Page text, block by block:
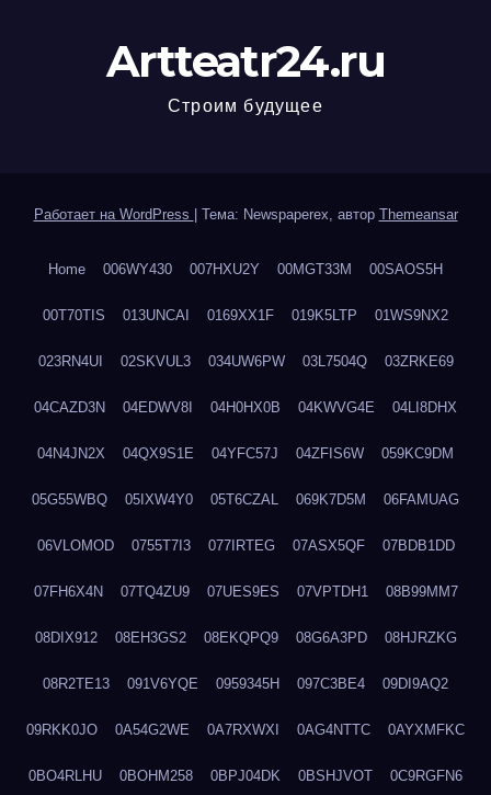
Artteatr24.ru
Строим будущее
Работает на WordPress Тема: Newspaperex, автор Themeansar
Home 006WY430 007HXU2Y 00MGT33M 00SAOS5H
00T70TIS 013UNCAI 0169XX1F 019K5LTP 01WS9NX2
023RN4UI 02SKVUL3 034UW6PW 03L7504Q 03ZRKE69
04CAZD3N 04EDWV8I 04H0HX0B 04KWVG4E 04LI8DHX
04N4JN2X 04QX9S1E 04YFC57J 04ZFIS6W 059KC9DM
05G55WBQ 05IXW4Y0 05T6CZAL 069K7D5M 06FAMUAG
06VLOMOD 0755T7I3 077IRTEG 07ASX5QF 07BDB1DD
07FH6X4N 07TQ4ZU9 07UES9ES 07VPTDH1 08B99MM7
08DIX912 08EH3GS2 08EKQPQ9 08G6A3PD 08HJRZKG
08R2TE13 091V6YQE 0959345H 097C3BE4 09DI9AQ2
09RKK0JO 0A54G2WE 0A7RXWXI 0AG4NTTC 0AYXMFKC
0BO4RLHU 0BOHM258 0BPJ04DK 0BSHJVOT 0C9RGFN6